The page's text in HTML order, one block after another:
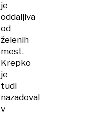
je
oddaljiva
od
želenih
mest.
Krepko
je
tudi
nazadoval
v